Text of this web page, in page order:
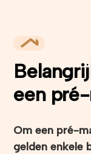
een
Om een pré-
gelden enkele